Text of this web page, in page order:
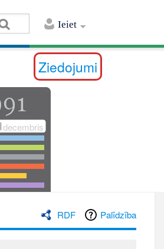
Ieiet
Ziedojumi
decembris
RDF Palīdzība